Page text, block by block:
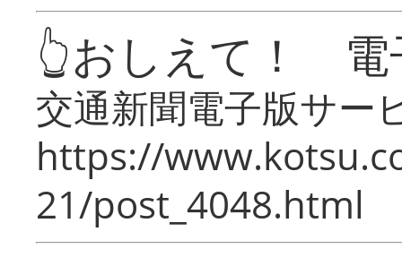
👆おしえて！ 電
交通新聞電子版サー
https://
21/post_4048.html